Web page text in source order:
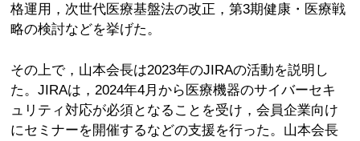
格運用，次世代医療基盤法の改正，第3期健康・医療戦
略の検討などを挙げた。
その上で，山本会長は2023年のJIRAの活動を説明し
た。JIRAは，2024年4月から医療機器のサイバーセキ
ュリティ対応が必須となることを受け，会員企業向け
にセミナーを開催するなどの支援を行った。山本会長